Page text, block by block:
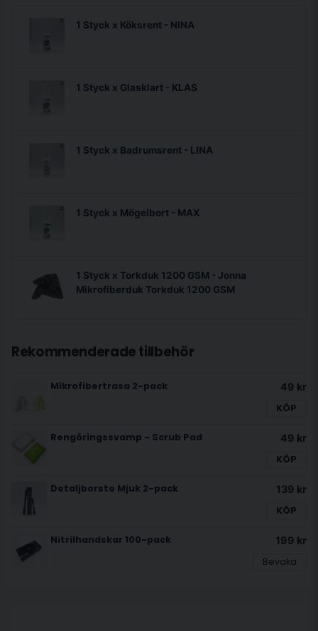
1 Styck x Köksrent - NINA
1 Styck x Glasklart - KLAS
1 Styck x Badrumsrent - LINA
1 Styck x Mögelbort - MAX
1 Styck x Torkduk 1200 GSM - Jonna
Mikrofiberduk Torkduk 1200 GSM
Rekommenderade tillbehör
Mikrofibertrasa 2-pack
49 kr
KÖP
Rengöringssvamp - Scrub Pad
49 kr
KÖP
Detaljborste Mjuk 2-pack
139 kr
KÖP
Nitrilhandskar 100-pack
199 kr
Bevaka